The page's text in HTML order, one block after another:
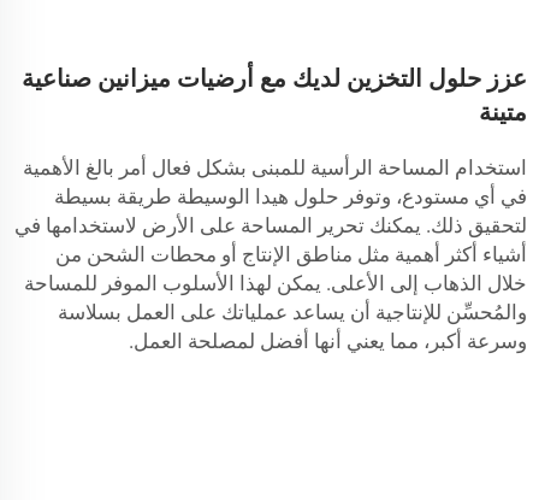
عزز حلول التخزين لديك مع أرضيات ميزانين صناعية
متينة
استخدام المساحة الرأسية للمبنى بشكل فعال أمر بالغ الأهمية
في أي مستودع، وتوفر حلول هيدا الوسيطة طريقة بسيطة
لتحقيق ذلك. يمكنك تحرير المساحة على الأرض لاستخدامها في
أشياء أكثر أهمية مثل مناطق الإنتاج أو محطات الشحن من
خلال الذهاب إلى الأعلى. يمكن لهذا الأسلوب الموفر للمساحة
والمُحسِّن للإنتاجية أن يساعد عملياتك على العمل بسلاسة
وسرعة أكبر، مما يعني أنها أفضل لمصلحة العمل.